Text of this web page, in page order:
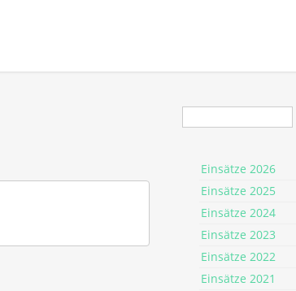
Suchformular
Einsätze 2026
Einsätze 2025
Einsätze 2024
Einsätze 2023
Einsätze 2022
Einsätze 2021